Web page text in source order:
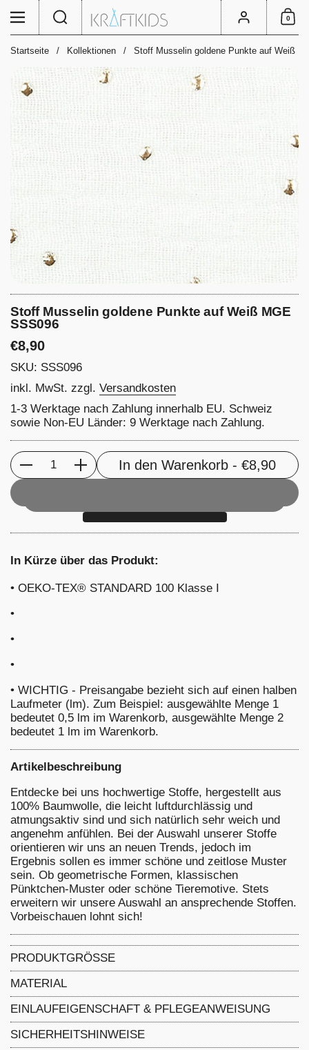
Zum Inhalt springen
Menü
Suche
Konto 0
Startseite / Kollektionen / Stoff Musselin goldene Punkte auf Weiß
Stoff Musselin goldene Punkte auf Weiß MGE
SSS096
Preis:
€8,90
SKU: SSS096
inkl. MwSt. zzgl. Versandkosten
1-3 Werktage nach Zahlung innerhalb EU. Schweiz
sowie Non-EU Länder: 9 Werktage nach Zahlung.
Anzahl In den Warenkorb - €8,90
In Kürze über das Produkt:
• OEKO-TEX® STANDARD 100 Klasse I
•
•
•
• WICHTIG - Preisangabe bezieht sich auf einen halben
Laufmeter (lm). Zum Beispiel: ausgewählte Menge 1
bedeutet 0,5 lm im Warenkorb, ausgewählte Menge 2
bedeutet 1 lm im Warenkorb.
Artikelbeschreibung
Entdecke bei uns hochwertige Stoffe, hergestellt aus
100% Baumwolle, die leicht luftdurchlässig und
atmungsaktiv sind und sich natürlich sehr weich und
angenehm anfühlen. Bei der Auswahl unserer Stoffe
orientieren wir uns an neuen Trends, jedoch im
Ergebnis sollen es immer schöne und zeitlose Muster
sein. Ob geometrische Formen, klassischen
Pünktchen-Muster oder schöne Tieremotive. Stets
erweitern wir unsere Auswahl an ansprechende Stoffen.
Vorbeischauen lohnt sich!
PRODUKTGRÖSSE
Mengenangabe: 1 m = 1 lm (Laufmeter) bei
Rollenbreite ca. 130 cm, Stoffgewicht: 130 g/lf
MATERIAL
100% Baumwolle
EINLAUFEIGENSCHAFT & PFLEGEANWEISUNG
-schonend waschen bei 40 Grad, nicht chemisch
reinigen Bleichen nicht erlaubt, nicht im
SICHERHEITSHINWEISE